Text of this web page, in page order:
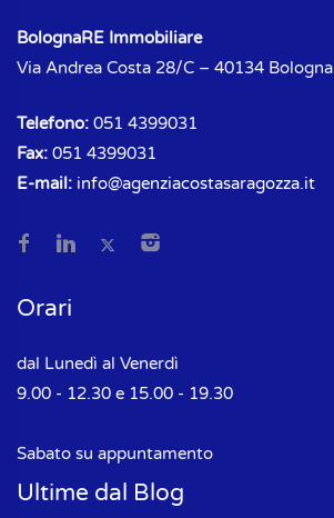
BolognaRE Immobiliare
Via Andrea Costa 28/C – 40134 Bologna
Telefono: 051 4399031
Fax: 051 4399031
E-mail: info@agenziacostasaragozza.it
Orari
dal Lunedì al Venerdì
9.00 - 12.30 e 15.00 - 19.30
Sabato su appuntamento
Ultime dal Blog